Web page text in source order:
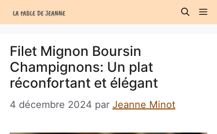
au
Filet Mignon Boursin
Champignons: Un plat
réconfortant et élégant
4 décembre 2024 par Jeanne Minot